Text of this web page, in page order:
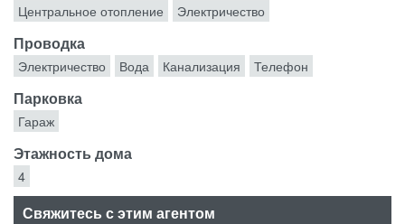
Центральное отопление Электричество
Проводка
Электричество Вода Канализация Телефон
Парковка
Гараж
Этажность дома
4
Свяжитесь с этим агентом